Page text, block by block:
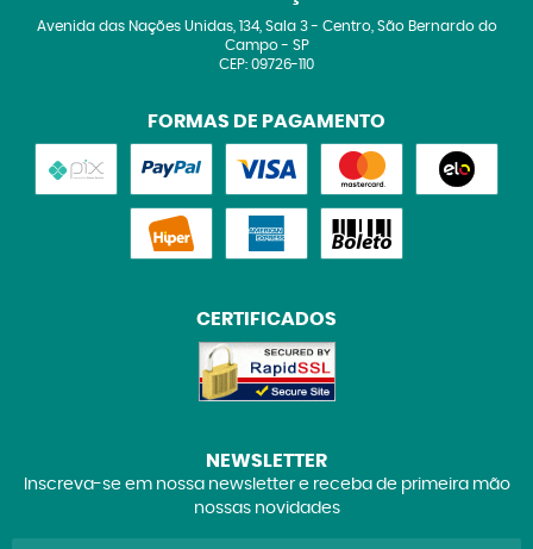
Avenida das Nações Unidas, 134, Sala 3- Centro, São Bernardo do
Campo- SP
CEP: 09726-110
FORMAS DE PAGAMENTO
CERTIFICADOS
NEWSLETTER
Inscreva-se em nossa newsletter e receba de primeira mão
nossas novidades